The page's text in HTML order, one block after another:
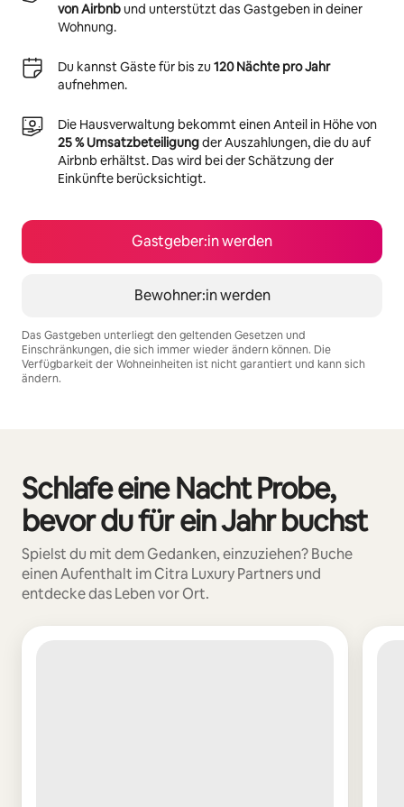
von Airbnbund unterstützt das Gastgeben in deiner
Wohnung.
Du kannst Gäste für bis zu 120 Nächte pro Jahr
aufnehmen.
Die Hausverwaltung bekommt einen Anteil in Höhe von
25 % Umsatzbeteiligungder Auszahlungen, die du auf
Airbnb erhältst. Das wird bei der Schätzung der
Einkünfte berücksichtigt.
Gastgeber:in werden
Bewohner:in werden
Das Gastgeben unterliegt den geltenden Gesetzen und
Einschränkungen, die sich immer wieder ändern können. Die
Verfügbarkeit der Wohneinheiten ist nicht garantiert und kann sich
ändern.
Schlafe eine Nacht Probe,
bevor du für ein Jahr buchst
Spielst du mit dem Gedanken, einzuziehen? Buche
einen Aufenthalt im Citra Luxury Partners und
entdecke das Leben vor Ort.
0 von 0 Artikeln